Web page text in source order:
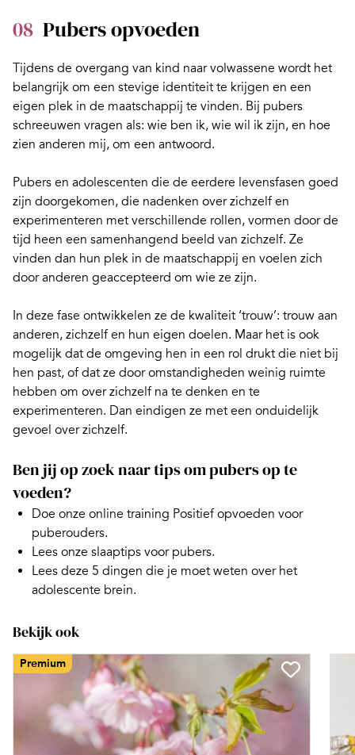
08 Pubers opvoeden
Tijdens de overgang van kind naar volwassene wordt het
belangrijk om een stevige identiteit te krijgen en een
eigen plek in de maatschappij te vinden. Bij pubers
schreeuwen vragen als: wie ben ik, wie wil ik zijn, en hoe
zien anderen mij, om een antwoord.
Pubers en adolescenten die de eerdere levensfasen goed
zijn doorgekomen, die nadenken over zichzelf en
experimenteren met verschillende rollen, vormen door de
tijd heen een samenhangend beeld van zichzelf. Ze
vinden dan hun plek in de maatschappij en voelen zich
door anderen geaccepteerd om wie ze zijn.
In deze fase ontwikkelen ze de kwaliteit ‘trouw’: trouw aan
anderen, zichzelf en hun eigen doelen. Maar het is ook
mogelijk dat de omgeving hen in een rol drukt die niet bij
hen past, of dat ze door omstandigheden weinig ruimte
hebben om over zichzelf na te denken en te
experimenteren. Dan eindigen ze met een onduidelijk
gevoel over zichzelf.
Ben jij op zoek naar tips om pubers op te
voeden?
Doe onze online training Positief opvoeden voor
puberouders.
Lees onze slaaptips voor pubers.
Lees deze 5 dingen die je moet weten over het
adolescente brein.
Bekijk ook
Premium